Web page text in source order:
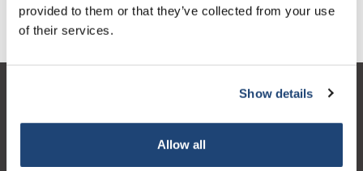
provided to them or that they’ve collected from your use
of their services.
Show details
Allow all
Informatie
Contactgegevens